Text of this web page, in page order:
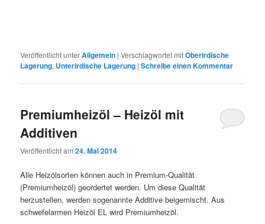
Veröffentlicht unterAllgemein |Verschlagwortet mitOberirdische
Lagerung, Unterirdische Lagerung |Schreibe einen Kommentar
Premiumheizöl – Heizöl mit
Additiven
Veröffentlicht am24. Mai 2014
Alle Heizölsorten können auch in Premium-Qualität
(Premiumheizöl) geordertet werden. Um diese Qualität
herzustellen, werden sogenannte Additive beigemischt. Aus
schwefelarmen Heizöl EL wird Premiumheizöl.